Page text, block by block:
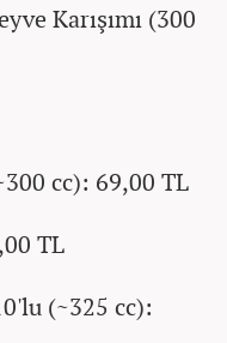
Karışımı (300
cc): 69,00 TL
TL
(~325 cc):